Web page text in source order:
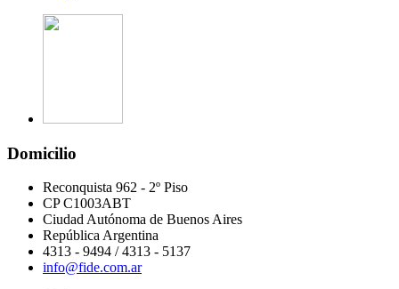
Domicilio
Reconquista 962 - 2º Piso
CP C1003ABT
Ciudad Autónoma de Buenos Aires
República Argentina
4313 - 9494 / 4313 - 5137
info@fide.com.ar